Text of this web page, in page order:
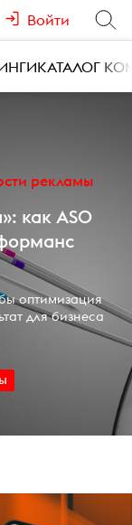
Войти
КАТАЛОГ
рекламы
как ASO
оптимизация
для бизнеса